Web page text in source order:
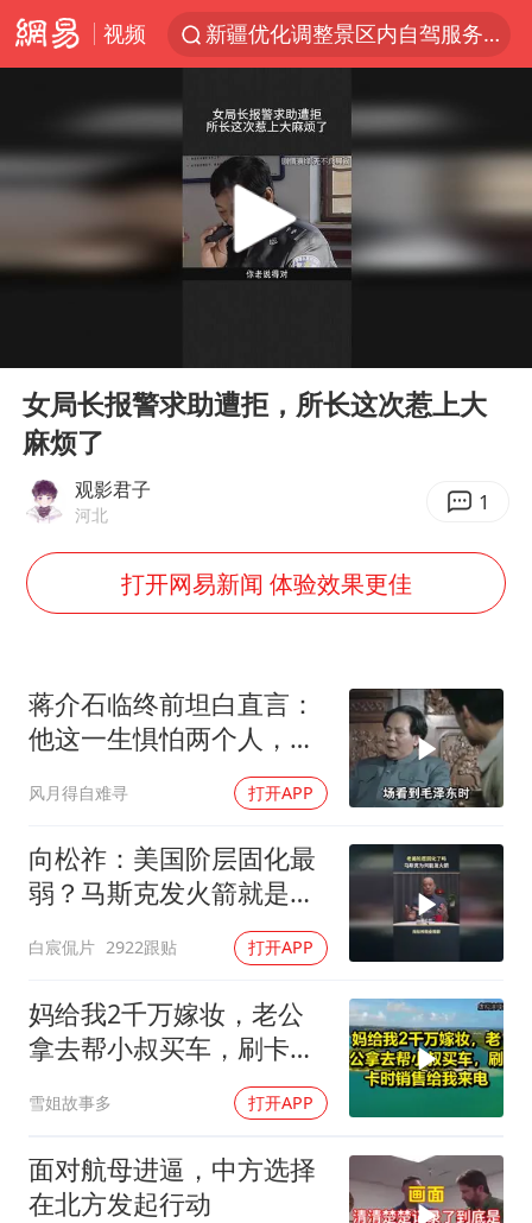
视频
新疆优化调整景区内自驾服务费
黄金牛市回来了吗
沙巴土签协议 中东变天了吗
情侣平潭拍日出坠崖1死1伤
上四休三，但降薪1000元，你接受吗？
白海豚将正面袭击贯穿浙江
微信又有新功能，你可以“撤回”你的撤回了！
茅台部分直营店飞天茅台提价
酒店回应车内过夜被收150元
商场现钱学森巨幅海报 负责人回应
乐享全民健身 共筑健康中国
Play
女局长报警求助遭拒，所长这次惹上大
麻烦了
观影君子
河北 1
打开网易新闻 体验效果更佳
蒋介石临终前坦白直言：
他这一生惧怕两个人，却
风月得自难寻 打开APP
向松祚：美国阶层固化最
弱？马斯克发火箭就是答
白宸侃片 2922跟贴 打开APP
妈给我2千万嫁妆，老公
拿去帮小叔买车，刷卡时
雪姐故事多 打开APP
面对航母进逼，中方选择
在北方发起行动